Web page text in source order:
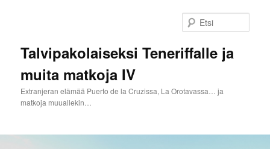
Talvipakolaiseksi Teneriffalle ja
muita matkoja IV
Extranjeran elämää Puerto de la Cruzissa, La Orotavassa… ja
matkoja muuallekin…